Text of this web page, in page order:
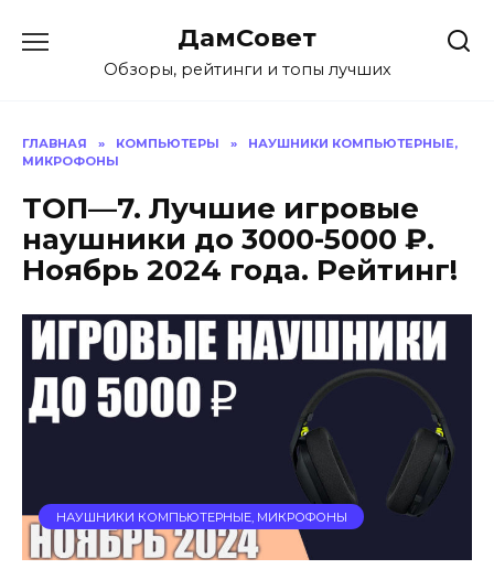
содержанию
ДамСовет
Обзоры, рейтинги и топы лучших
ГЛАВНАЯ » КОМПЬЮТЕРЫ »
НАУШНИКИ КОМПЬЮТЕРНЫЕ,
МИКРОФОНЫ
ТОП—7. Лучшие игровые
наушники до 3000-5000 ₽.
Ноябрь 2024 года. Рейтинг!
НАУШНИКИ КОМПЬЮТЕРНЫЕ, МИКРОФОНЫ